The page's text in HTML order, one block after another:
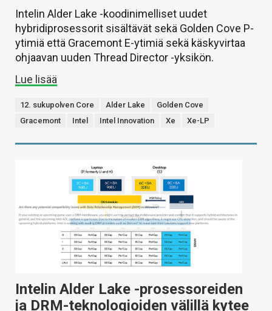
Intelin Alder Lake -koodinimelliset uudet
hybridiprosessorit sisältävät sekä Golden Cove P-
ytimiä että Gracemont E-ytimiä sekä käskyvirtaa
ohjaavan uuden Thread Director -yksikön.
Lue lisää
12. sukupolven Core Alder Lake
Golden Cove
Gracemont
Intel Intel Innovation Xe Xe-LP
Intelin Alder Lake -prosessoreiden
ja DRM-teknologioiden välillä kytee